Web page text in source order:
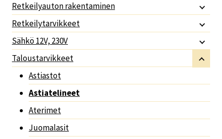
Retkeilyauton rakentaminen
Retkeilytarvikkeet
Sähkö 12V, 230V
Taloustarvikkeet
Astiastot
Astiatelineet
Aterimet
Juomalasit